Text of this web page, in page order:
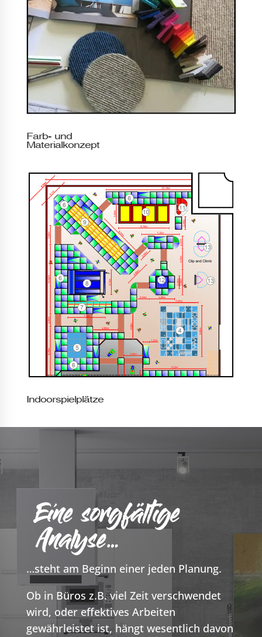
Farb- und
Materialkonzept
Indoorspielplätze
Eine sorgfältige
Analyse…
…steht am Beginn einer jeden Planung.
Ob in Büros z.B. viel Zeit verschwendet
wird, oder effektives Arbeiten
gewährleistet ist, hängt wesentlich davon